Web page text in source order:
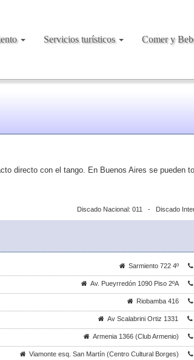
Servicios turísticos Comer y
directo con el tango. En Buenos Aires se pueden
Discado Nacional: 011 - Discado
Sarmiento 722 4º
Av. Pueyrredón 1090 Piso 2ºA
Riobamba 416
Av Scalabrini Ortiz 1331
Armenia 1366 (Club Armenio)
Viamonte esq. San Martín (Centro Cultural Borges)